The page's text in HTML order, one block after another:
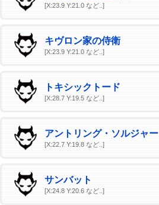
[X:23.9 Y:21.0 など..]
キヴロン家の侍衛
[X:23.9 Y:21.0 など..]
トキシックトード
[X:28.7 Y:19.5 など..]
アントリング・ソルジャー
[X:22.7 Y:19.8 など..]
サンバット
[X:24.8 Y:20.6 など..]